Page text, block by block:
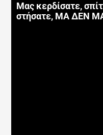
Μας κερδίσατε,
στήσατε, ΜΑ ΔΕΝ